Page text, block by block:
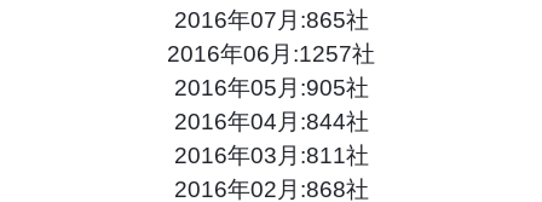
2016年07月:865社
2016年06月:1257社
2016年05月:905社
2016年04月:844社
2016年03月:811社
2016年02月:868社